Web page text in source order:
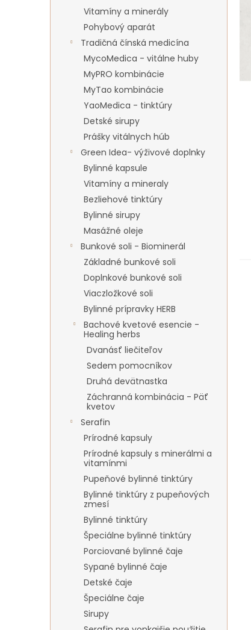
Vitamíny a minerály
Pohybový aparát
Tradičná čínská medicína
MycoMedica - vitálne huby
MyPRO kombinácie
MyTao kombinácie
YaoMedica - tinktúry
Detské sirupy
Prášky vitálnych húb
Green Idea- výživové doplnky
Bylinné kapsule
Vitamíny a mineraly
Bezliehové tinktúry
Bylinné sirupy
Masážné oleje
Bunkové soli - Biominerál
Základné bunkové soli
Doplnkové bunkové soli
Viaczložkové soli
Bylinné prípravky HERB
Bachové kvetové esencie -
Healing herbs
Dvanásť liečiteľov
Sedem pomocníkov
Druhá devätnastka
Záchranná kombinácia - Päť
kvetov
Serafin
Prírodné kapsuly
Prírodné kapsuly s minerálmi a
vitamínmi
Pupeňové bylinné tinktúry
Bylinné tinktúry z pupeňových
zmesí
Bylinné tinktúry
Špeciálne bylinné tinktúry
Porciované bylinné čaje
Sypané bylinné čaje
Detské čaje
Špeciálne čaje
Sirupy